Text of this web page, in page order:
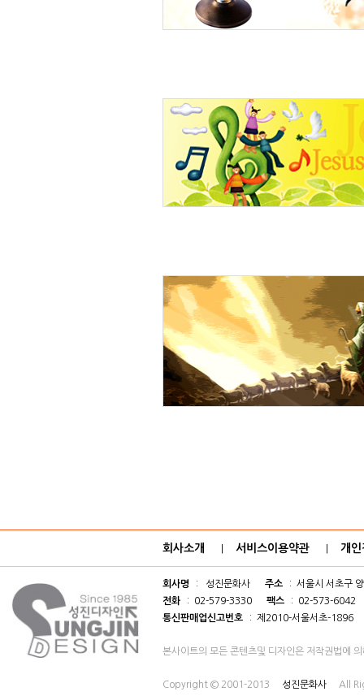
회사소개 서비스이용약관 개인
회사명 : 성진문화사 주소
: 서울시 서초구
전화
: 02-579-3330 팩스
: 02-573-6042
통신판매업신고번호
: 제2010-서울서초-1896
본사이트의 모든 콘텐츠및 디자인은 저작권법에
Copyright © 2001-2013 성진문화사 All